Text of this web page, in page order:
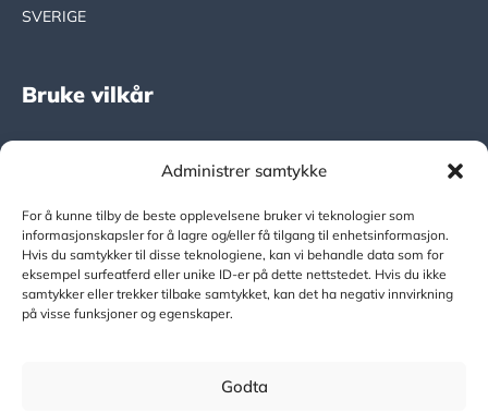
Administrer samtykke
For å kunne tilby de beste opplevelsene bruker vi teknologier som
informasjonskapsler for å lagre og/eller få tilgang til enhetsinformasjon.
Hvis du samtykker til disse teknologiene, kan vi behandle data som for
eksempel surfeatferd eller unike ID-er på dette nettstedet. Hvis du ikke
samtykker eller trekker tilbake samtykket, kan det ha negativ innvirkning
på visse funksjoner og egenskaper.
Godta
SVERIGE
Bruke vilkår
DICTATORS Integritets & Säkerhetspolicy
DICTATOR Global
www.dictator.com